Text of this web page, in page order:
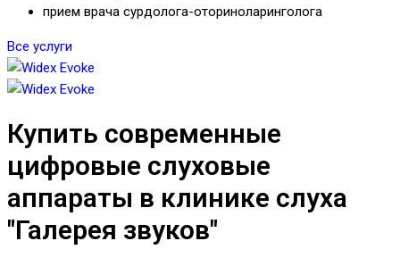
прием врача сурдолога-оториноларинголога
Все услуги
Купить современные
цифровые слуховые
аппараты в клинике слуха
"Галерея звуков"